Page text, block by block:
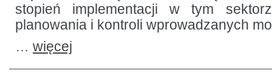
stopień implementacji w tym
planowania i kontroli wprowadzanych
… więcej